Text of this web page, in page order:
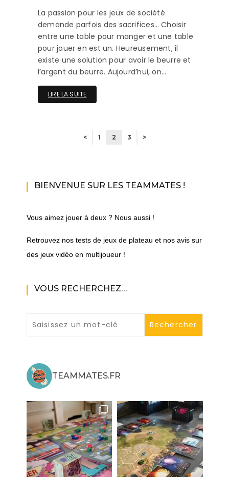
La passion pour les jeux de société
demande parfois des sacrifices… Choisir
entre une table pour manger et une table
pour jouer en est un. Heureusement, il
existe une solution pour avoir le beurre et
l’argent du beurre. Aujourd’hui, on…
LIRE LA SUITE
< 1 2 3 >
BIENVENUE SUR LES TEAMMATES !
Vous aimez jouer à deux ? Nous aussi !
Retrouvez nos tests de jeux de plateau et nos avis sur
des jeux vidéo en multijoueur !
VOUS RECHERCHEZ…
TEAMMATES.FR